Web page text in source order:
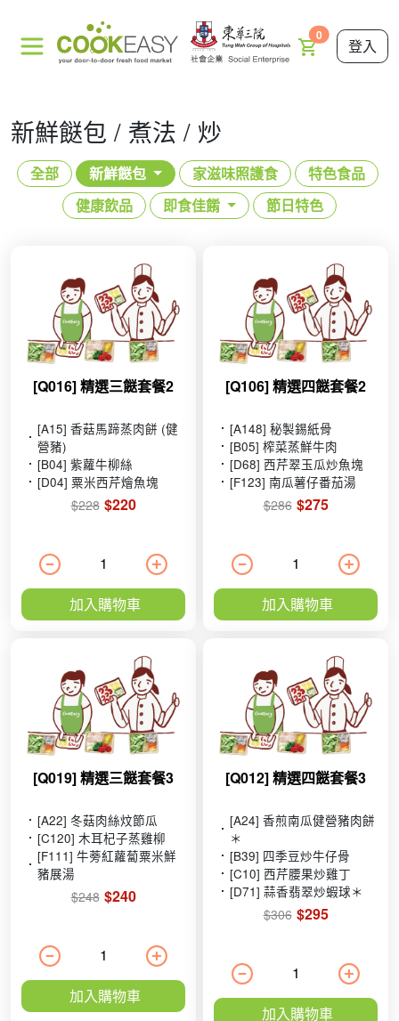
0
登入
新鮮餸包 / 煮法 / 炒
全部 新鮮餸包 家滋味照護食
特色食品
健康飲品
即食佳餚 節日特色
[Q016] 精選三餸套餐2
[A15] 香菇馬蹄蒸肉餅 (健
營豬)
[B04] 紫蘿牛柳絲
[D04] 粟米西芹燴魚塊
$228 $220
加入購物車
[Q106] 精選四餸套餐2
[A148] 秘製錫紙骨
[B05] 榨菜蒸鮮牛肉
[D68] 西芹翠玉瓜炒魚塊
[F123] 南瓜薯仔番茄湯
$286 $275
加入購物車
[Q019] 精選三餸套餐3
[A22] 冬菇肉絲炆節瓜
[C120] 木耳杞子蒸雞柳
[F111] 牛蒡紅蘿蔔粟米鮮
豬展湯
$248 $240
加入購物車
[Q012] 精選四餸套餐3
[A24] 香煎南瓜健營豬肉餅
＊
[B39] 四季豆炒牛仔骨
[C10] 西芹腰果炒雞丁
[D71] 蒜香翡翠炒蝦球＊
$306 $295
加入購物車